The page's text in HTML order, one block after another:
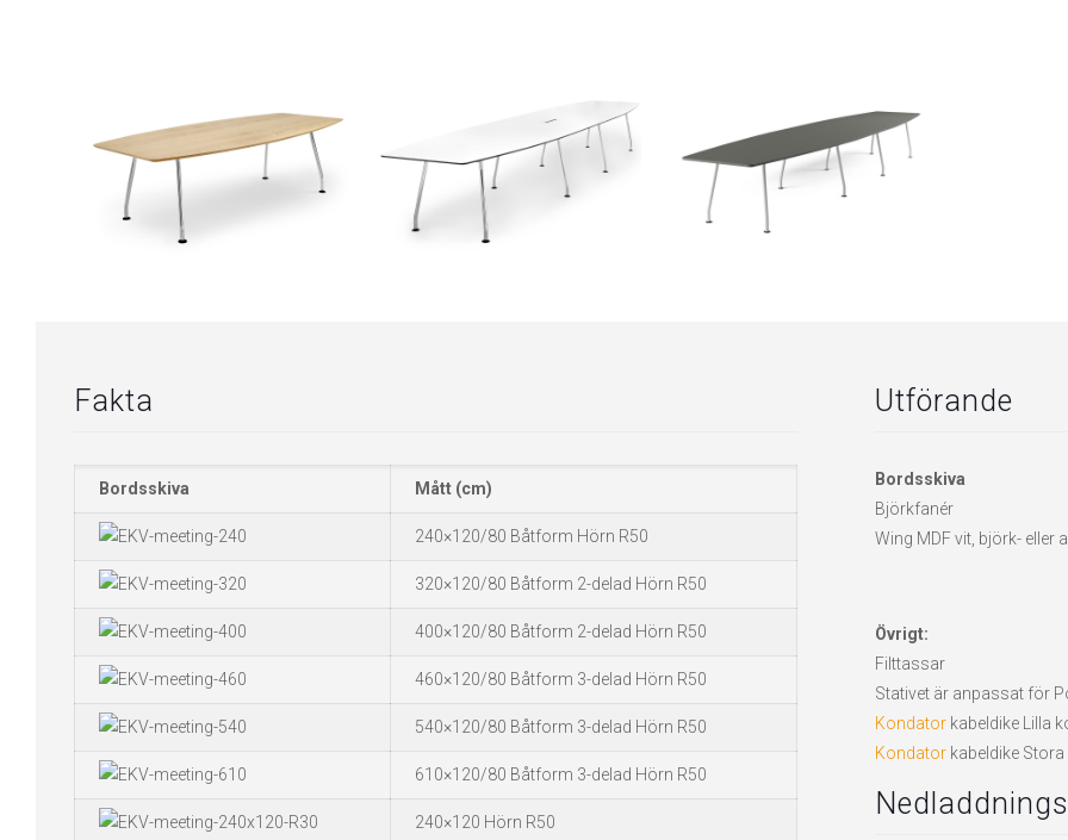
Fakta
Bordsskiva Mått (cm)
240×120/80 Båtform Hörn R50
320×120/80 Båtform 2-delad Hörn R50
400×120/80 Båtform 2-delad Hörn R50
460×120/80 Båtform 3-delad Hörn R50
540×120/80 Båtform 3-delad Hörn R50
610×120/80 Båtform 3-delad Hörn R50
240×120 Hörn R50
Utförande
Bordsskiva
Björkfanér
Wing MDF vit, björk- eller
Övrigt:
Filttassar
Stativet är anpassat för
Kondator kabeldike Lilla
Kondator kabeldike